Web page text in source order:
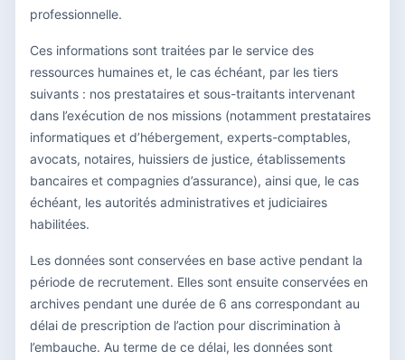
professionnelle.
Ces informations sont traitées par le service des
ressources humaines et, le cas échéant, par les tiers
suivants : nos prestataires et sous-traitants intervenant
dans l’exécution de nos missions (notamment prestataires
informatiques et d’hébergement, experts-comptables,
avocats, notaires, huissiers de justice, établissements
bancaires et compagnies d’assurance), ainsi que, le cas
échéant, les autorités administratives et judiciaires
habilitées.
Les données sont conservées en base active pendant la
période de recrutement. Elles sont ensuite conservées en
archives pendant une durée de 6 ans correspondant au
délai de prescription de l’action pour discrimination à
l’embauche. Au terme de ce délai, les données sont